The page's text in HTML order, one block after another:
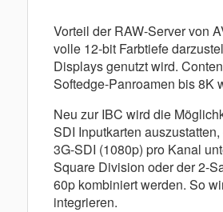
Vorteil der RAW-Server von
volle 12-bit Farbtiefe
Displays genutzt wird.
Softedge-Panroamen bis 8K
Neu zur IBC wird die
SDI Inputkarten
3G-SDI (1080p) pro Kanal
Square Division oder der 2-
60p kombiniert werden. So
integrieren.